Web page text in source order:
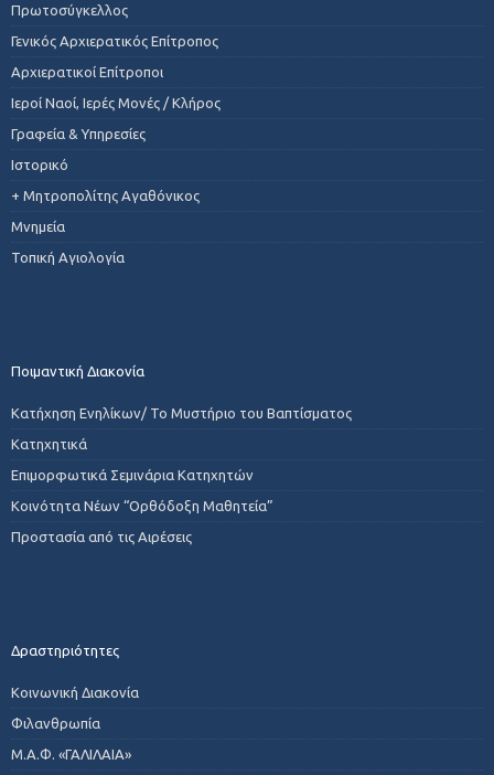
Πρωτοσύγκελλος
Γενικός Αρχιερατικός Επίτροπος
Αρχιερατικοί Επίτροποι
Ιεροί Ναοί, Ιερές Μονές / Κλήρος
Γραφεία & Υπηρεσίες
Ιστορικό
+ Μητροπολίτης Αγαθόνικος
Μνημεία
Τοπική Αγιολογία
Ποιμαντική Διακονία
Κατήχηση Ενηλίκων/ Το Μυστήριο του Βαπτίσματος
Κατηχητικά
Επιμορφωτικά Σεμινάρια Κατηχητών
Κοινότητα Νέων “Ορθόδοξη Μαθητεία”
Προστασία από τις Αιρέσεις
Δραστηριότητες
Κοινωνική Διακονία
Φιλανθρωπία
Μ.Α.Φ. «ΓΑΛΙΛΑΙΑ»